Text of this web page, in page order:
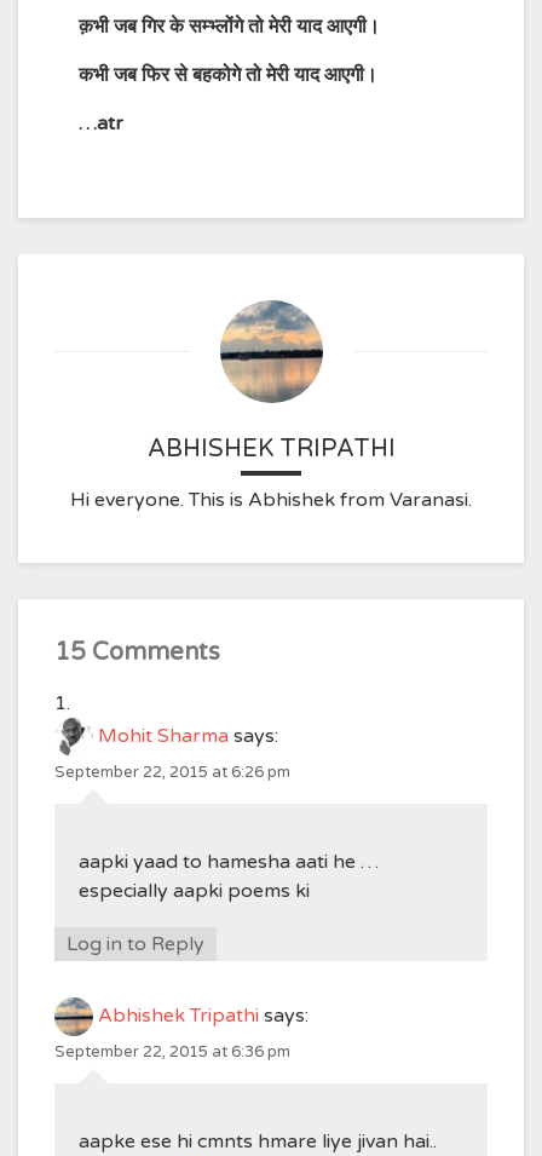
क़भी जब गिर के सम्भ्लोंगे तो मेरी याद आएगी।
कभी जब फिर से बहकोगे तो मेरी याद आएगी।
…atr
ABHISHEK TRIPATHI
Hi everyone. This is Abhishek from Varanasi.
15 Comments
Mohit Sharma says:
September 22, 2015 at 6:26 pm
aapki yaad to hamesha aati he …
especially aapki poems ki
Log in to Reply
Abhishek Tripathi says:
September 22, 2015 at 6:36 pm
aapke ese hi cmnts hmare liye jivan hai..